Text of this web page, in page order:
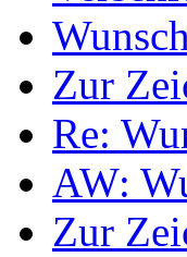
Zur
Re:
AW:
Zur